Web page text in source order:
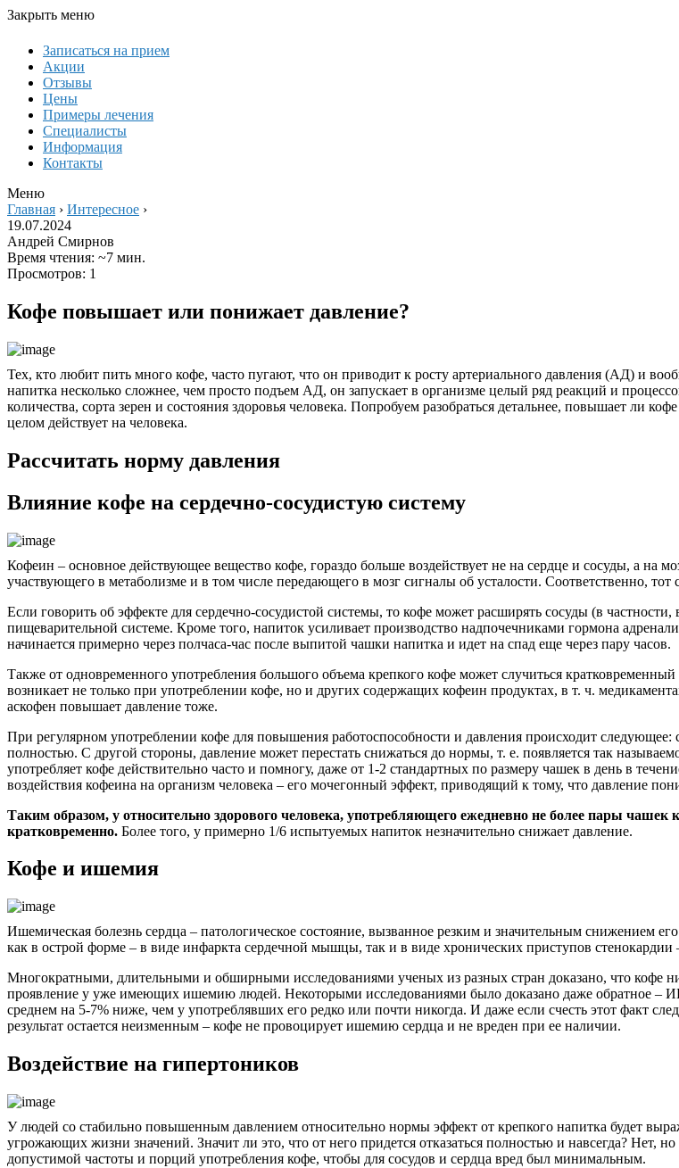
Закрыть меню
Записаться на прием
Акции
Отзывы
Цены
Примеры лечения
Специалисты
Информация
Контакты
Меню
Главная › Интересное ›
19.07.2024
Андрей Смирнов
Время чтения: ~7 мин.
Просмотров: 1
Кофе повышает или понижает давление?
Тех, кто любит пить много кофе, часто пугают, что он приводит к росту артериального давления (АД) и
напитка несколько сложнее, чем просто подъем АД, он запускает в организме целый ряд реакций и
количества, сорта зерен и состояния здоровья человека. Попробуем разобраться детальнее, повышает ли
целом действует на человека.
Рассчитать норму давления
Влияние кофе на сердечно-сосудистую систему
Кофеин – основное действующее вещество кофе, гораздо больше воздействует не на сердце и сосуды, а на
участвующего в метаболизме и в том числе передающего в мозг сигналы об усталости. Соответственно,
Если говорить об эффекте для сердечно-сосудистой системы, то кофе может расширять сосуды (в
пищеварительной системе. Кроме того, напиток усиливает производство надпочечниками гормона
начинается примерно через полчаса-час после выпитой чашки напитка и идет на спад еще через пару часов.
Также от одновременного употребления большого объема крепкого кофе может случиться
возникает не только при употреблении кофе, но и других содержащих кофеин продуктах, в т. ч.
аскофен повышает давление тоже.
При регулярном употреблении кофе для повышения работоспособности и давления происходит
полностью. С другой стороны, давление может перестать снижаться до нормы, т. е. появляется так
употребляет кофе действительно часто и помногу, даже от 1-2 стандартных по размеру чашек в день в
воздействия кофеина на организм человека – его мочегонный эффект, приводящий к тому, что давление
Таким образом, у относительно здорового человека, употребляющего ежедневно не более пары чашек
кратковременно. Более того, у примерно 1/6 испытуемых напиток незначительно снижает давление.
Кофе и ишемия
Ишемическая болезнь сердца – патологическое состояние, вызванное резким и значительным снижением
как в острой форме – в виде инфаркта сердечной мышцы, так и в виде хронических приступов
Многократными, длительными и обширными исследованиями ученых из разных стран доказано, что кофе
проявление у уже имеющих ишемию людей. Некоторыми исследованиями было доказано даже обратное –
среднем на 5-7% ниже, чем у употреблявших его редко или почти никогда. И даже если счесть этот факт
результат остается неизменным – кофе не провоцирует ишемию сердца и не вреден при ее наличии.
Воздействие на гипертоников
У людей со стабильно повышенным давлением относительно нормы эффект от крепкого напитка будет
угрожающих жизни значений. Значит ли это, что от него придется отказаться полностью и навсегда? Нет,
допустимой частоты и порций употребления кофе, чтобы для сосудов и сердца вред был минимальным.